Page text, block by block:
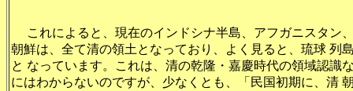
これによると、現在のインドシナ半島、アフガニスタン
朝鮮は、全て清の領土となっており、よく見ると、琉球 列
と なっています。これは、清の乾隆・嘉慶時代の領域認識
にはわからないのですが、少なくとも、「民国初期に、清